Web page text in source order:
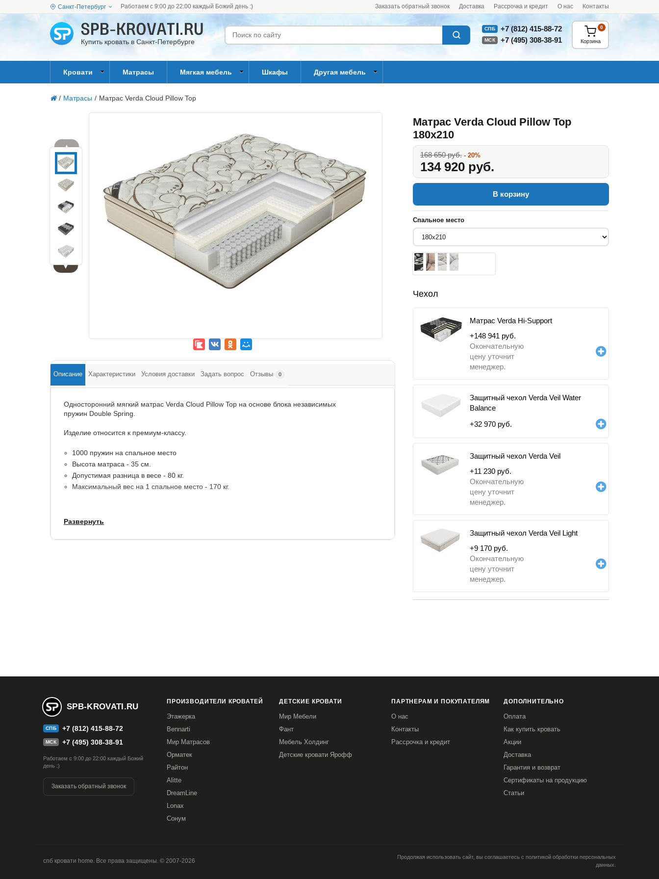
Санкт-Петербург Работаем с 9:00 до 22:00 каждый Божий день :) Заказать обратный звонок Доставка Рассрочка и кредит О нас Контакты
Купить кровать в Санкт-Петербурге
СПБ +7 (812) 415-88-72
МСК +7 (495) 308-38-91 Корзина
0
Кровати Матрасы Мягкая мебель Шкафы Другая мебель
/ Матрасы / Матрас Verda Cloud Pillow Top
▲
▼
Матрас Verda Cloud Pillow Top
180x210
168 650 руб. - 20%
134 920 руб.
В корзину
Спальное место
Чехол
Матрас Verda Hi-Support
+148 941 руб.
Окончательную
цену уточнит
менеджер.
Защитный чехол Verda Veil Water
Balance
+32 970 руб.
Защитный чехол Verda Veil
+11 230 руб.
Окончательную
цену уточнит
менеджер.
Защитный чехол Verda Veil Light
+9 170 руб.
Окончательную
цену уточнит
менеджер.
Описание Характеристики Условия доставки Задать вопрос Отзывы 0
Односторонний мягкий матрас Verda Cloud Pillow Top на основе блока независимых
пружин Double Spring.
Изделие относится к премиум-классу.
1000 пружин на спальное место
Высота матраса - 35 см.
Допустимая разница в весе - 80 кг.
Максимальный вес на 1 спальное место - 170 кг.
foam, латекс, высокоэластичная адаптивная пена High-resilience foam.
Развернуть
SPB-KROVATI.RU
СПБ +7 (812) 415-88-72
МСК +7 (495) 308-38-91
Работаем с 9:00 до 22:00 каждый Божий
день :)
Заказать обратный звонок
ПРОИЗВОДИТЕЛИ КРОВАТЕЙ
Этажерка
Bennarti
Мир Матрасов
Орматек
Райтон
Alitte
DreamLine
Lonax
Сонум
ДЕТСКИЕ КРОВАТИ
Мир Мебели
Фант
Мебель Холдинг
Детские кровати Ярофф
ПАРТНЕРАМ И ПОКУПАТЕЛЯМ
О нас
Контакты
Рассрочка и кредит
ДОПОЛНИТЕЛЬНО
Оплата
Как купить кровать
Акции
Доставка
Гарантия и возврат
Сертификаты на продукцию
Статьи
спб кровати home. Все права защищены. © 2007-2026
Продолжая использовать сайт, вы соглашаетесь с политикой обработки персональных
данных.